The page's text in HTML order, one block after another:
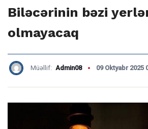
Biləcərinin bəzi
olmayacaq
Müəllif: Admin08 09 Oktyabr 2025